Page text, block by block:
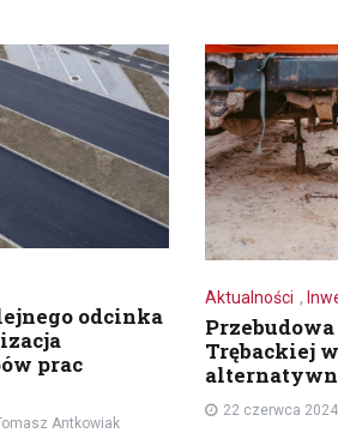
odcinka
prac
Antkowiak
Aktualności ,
Trębackiej
22 czerwca 2024